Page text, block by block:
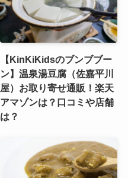
【KinKiKidsのブンブブー
ン】温泉湯豆腐（佐嘉平川
屋）お取り寄せ通販！楽天
アマゾンは？口コミや店舗
は？